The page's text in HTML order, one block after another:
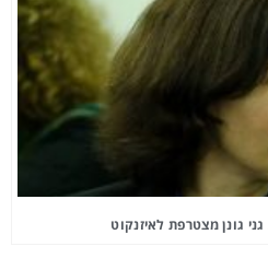
גונן מצטרפת לאיזנקוט